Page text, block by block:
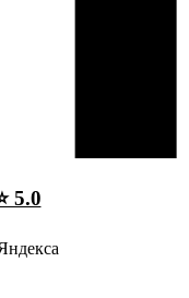
5.0